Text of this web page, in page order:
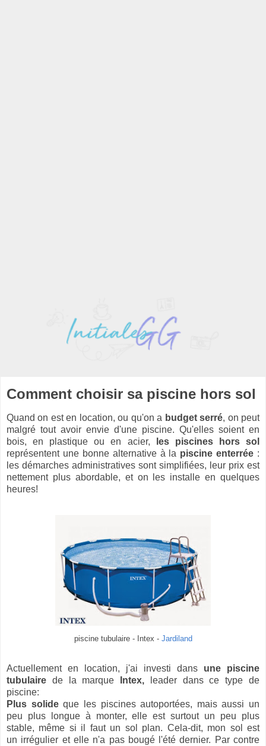
Comment choisir sa piscine hors sol
Quand on est en location, ou qu'on a budget serré, on peut
malgré tout avoir envie d'une piscine. Qu'elles soient en
bois, en plastique ou en acier,
les piscines hors sol
représentent une bonne alternative à la piscine enterrée :
les démarches administratives sont simplifiées, leur prix est
nettement plus abordable, et on les installe en quelques
heures!
piscine tubulaire - Intex - Jardiland
Actuellement en location, j'ai investi dans une piscine
tubulaire de la marque Intex, leader dans ce type de
piscine:
Plus solideque les piscines autoportées, mais aussi un
peu plus longue à monter, elle est surtout un peu plus
stable, même si il faut un sol plan. Cela-dit, mon sol est
un irrégulier et elle n'a pas bougé l'été dernier. Par contre